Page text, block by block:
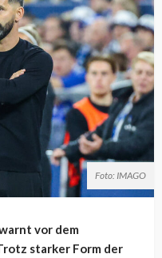
Foto: IMAGO
vor dem
starker Form der